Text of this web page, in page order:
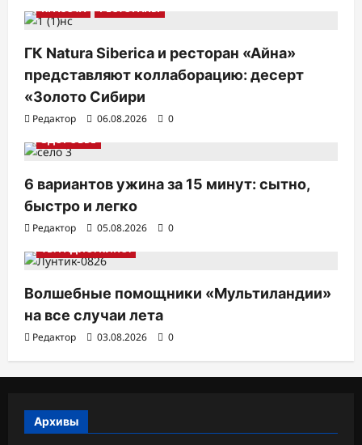
КРАСОТА
РЕСТОРАНЫ
ГК Natura Siberica и ресторан «Айна»
представляют коллаборацию: десерт
«Золото Сибири
Редактор 06.08.2026
0
ЗДОРОВЬЕ
6 вариантов ужина за 15 минут: сытно,
быстро и легко
Редактор 05.08.2026
0
ТВ. РАДИО. КИНО.
Волшебные помощники «Мультиландии»
на все случаи лета
Редактор 03.08.2026 0
Архивы